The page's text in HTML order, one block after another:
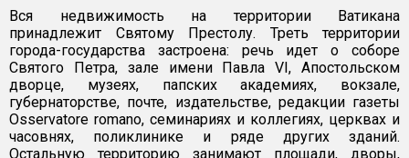
Вся недвижимость на территории Ватикана
принадлежит Святому Престолу. Треть территории
города-государства застроена: речь идет о соборе
Святого Петра, зале имени Павла VI, Апостольском
дворце, музеях, папских академиях, вокзале,
губернаторстве, почте, издательстве, редакции газеты
Osservatore romano, семинариях и коллегиях, церквах и
часовнях, поликлинике и ряде других зданий.
Остальную территорию занимают площади, дворы,